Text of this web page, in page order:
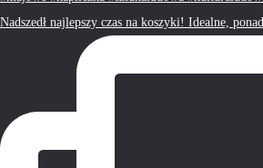
Nadszedł najlepszy czas na koszyki! Idealne, ponad